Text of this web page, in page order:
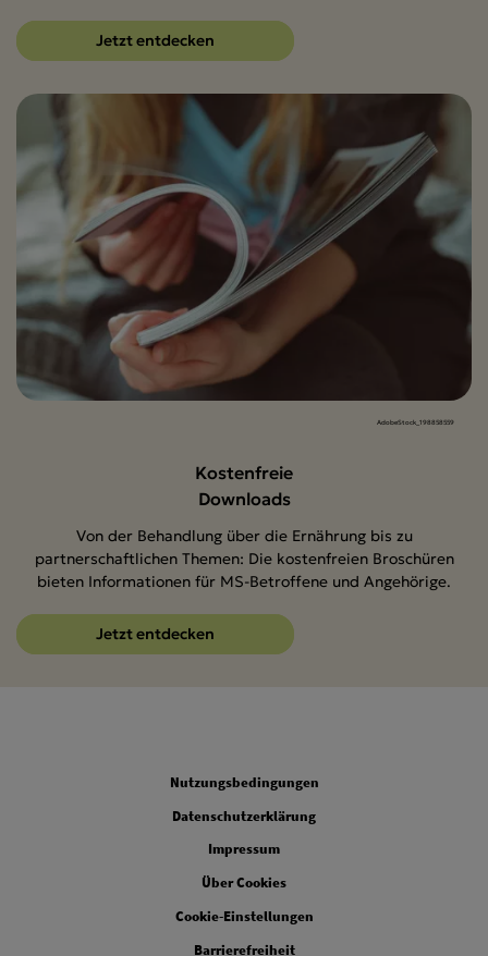
Jetzt entdecken
AdobeStock_198858559
Kostenfreie
Downloads
Von der Behandlung über die Ernährung bis zu
partnerschaftlichen Themen: Die kostenfreien Broschüren
bieten Informationen für MS-Betroffene und Angehörige.
Jetzt entdecken
Nutzungsbedingungen
Datenschutzerklärung
Impressum
Über Cookies
Cookie-Einstellungen
Barrierefreiheit